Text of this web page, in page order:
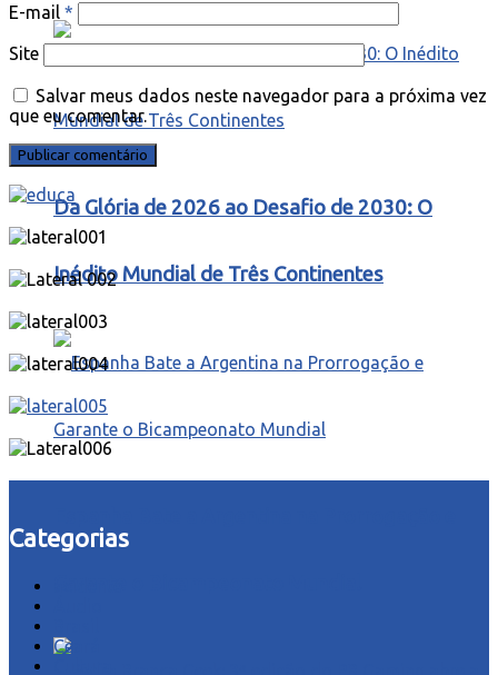
Da Glória de 2026 ao Desafio de 2030: O
Inédito Mundial de Três Continentes
E-mail *
Site
Salvar meus dados neste navegador para a próxima vez
que eu comentar.
Categorias
Ceará